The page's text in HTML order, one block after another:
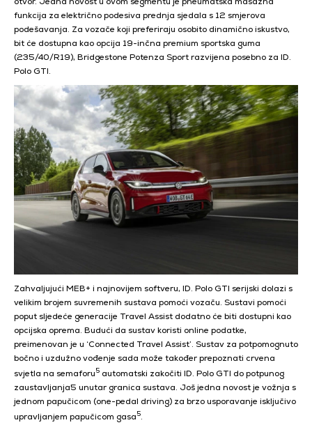
funkcija za električno podesiva prednja sjedala s 12 smjerova
podešavanja. Za vozače koji preferiraju osobito dinamično iskustvo,
bit će dostupna kao opcija 19-inčna premium sportska guma
(235/40/R19), Bridgestone Potenza Sport razvijena posebno za ID.
Polo GTI.
Zahvaljujući MEB+ i najnovijem softveru, ID. Polo GTI serijski dolazi s
velikim brojem suvremenih sustava pomoći vozaču. Sustavi pomoći
poput sljedeće generacije Travel Assist dodatno će biti dostupni kao
opcijska oprema. Budući da sustav koristi online podatke,
preimenovan je u ‘Connected Travel Assist’. Sustav za potpomognuto
bočno i uzdužno vođenje sada može također prepoznati crvena
svjetla na semaforu5 automatski zakočiti ID. Polo GTI do potpunog
zaustavljanja5 unutar granica sustava. Još jedna novost je vožnja s
jednom papučicom (one-pedal driving) za brzo usporavanje isključivo
upravljanjem papučicom gasa5.